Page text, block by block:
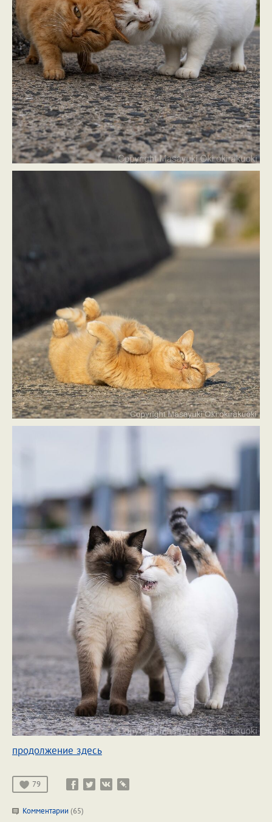
продолжение здесь
79
Комментарии (65)